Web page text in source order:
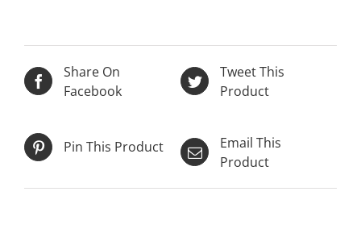
Share On
Facebook
Tweet This
Product
Pin This Product
Email This
Product